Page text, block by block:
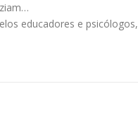
educadores e psicólogos,